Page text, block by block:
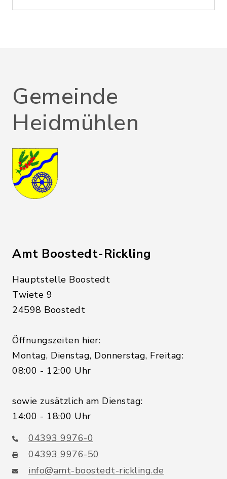
Gemeinde
Heidmühlen
Amt Boostedt-Rickling
Hauptstelle Boostedt
Twiete 9
24598 Boostedt
Öffnungszeiten hier:
Montag, Dienstag, Donnerstag, Freitag:
08:00 - 12:00 Uhr
sowie zusätzlich am Dienstag:
14:00 - 18:00 Uhr
04393 9976-0
04393 9976-50
info@amt-boostedt-rickling.de